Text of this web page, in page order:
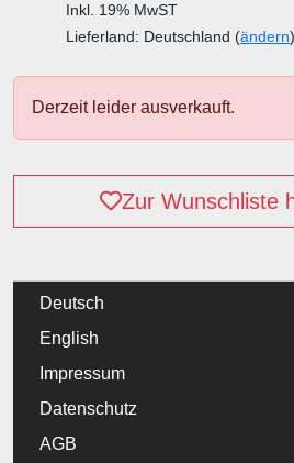
Inkl. 19% MwST
Lieferland: Deutschland (ändern)
Derzeit leider ausverkauft.
Zur Wunschliste
Deutsch
English
Impressum
Datenschutz
AGB